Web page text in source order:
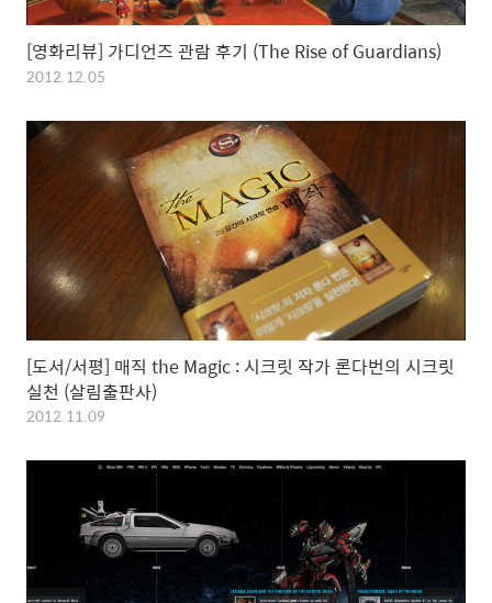
[영화리뷰] 가디언즈 관람 후기 (The Rise of Guardians)
2012.12.05
[도서/서평] 매직 the Magic : 시크릿 작가 론다번의 시크릿
실천 (살림출판사)
2012.11.09